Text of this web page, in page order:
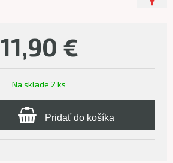
11,90 €
Na sklade 2 ks
Pridať do košíka